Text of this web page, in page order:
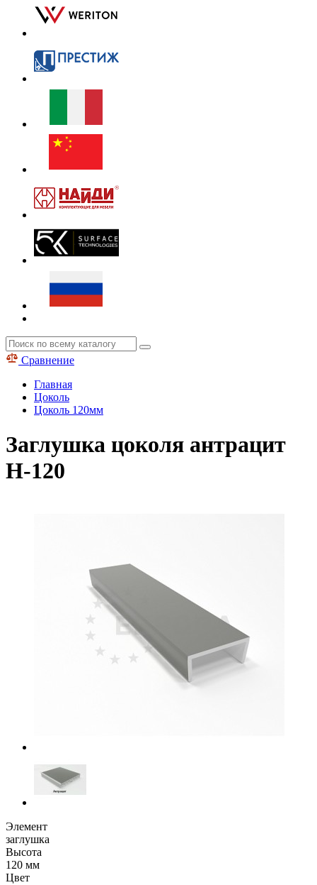
Сравнение
Главная
Цоколь
Цоколь 120мм
Заглушка цоколя антрацит
H-120
Элемент
заглушка
Высота
120 мм
Цвет